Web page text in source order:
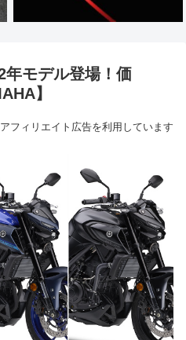
年モデル登場！価
】
フィリエイト広告を利用しています